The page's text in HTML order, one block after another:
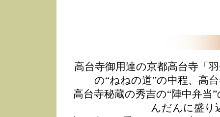
高台寺御用達の京都高台寺「
の“ねねの道”の中程、高
高台寺秘蔵の秀吉の“陣中弁
んだんに盛り